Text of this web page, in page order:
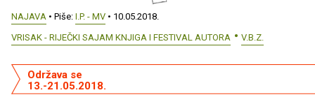
NAJAVA • Piše: I.P. - MV • 10.05.2018.
VRISAK - RIJEČKI SAJAM KNJIGA I FESTIVAL AUTORA
V.B.Z.
Održava se
13.-21.05.2018.